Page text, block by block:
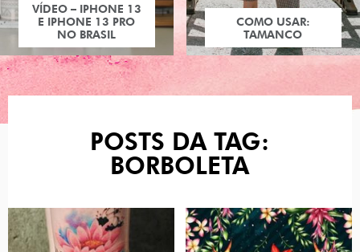
VÍDEO – IPHONE 13
E IPHONE 13 PRO
NO BRASIL
COMO USAR:
TAMANCO
POSTS DA TAG:
BORBOLETA